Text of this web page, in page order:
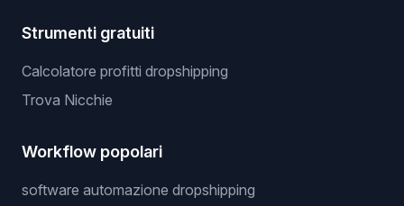
Strumenti gratuiti
Calcolatore profitti dropshipping
Trova Nicchie
Workflow popolari
software automazione dropshipping